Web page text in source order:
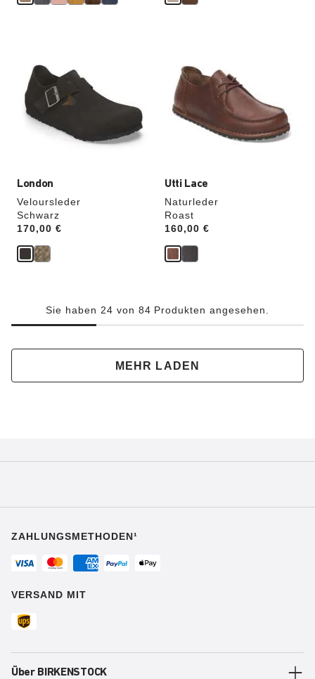
London
Veloursleder
Schwarz
Price:
170,00 €
Farben
werden
die
Produktbilder
aktualisiert.
Utti Lace
Naturleder
Roast
Price:
160,00 €
Farben
werden
die
Produktbilder
aktualisiert.
Sie haben 24 von 84 Produkten angesehen.
MEHR LADEN
ZAHLUNGSMETHODEN¹
VERSAND MIT
Über BIRKENSTOCK